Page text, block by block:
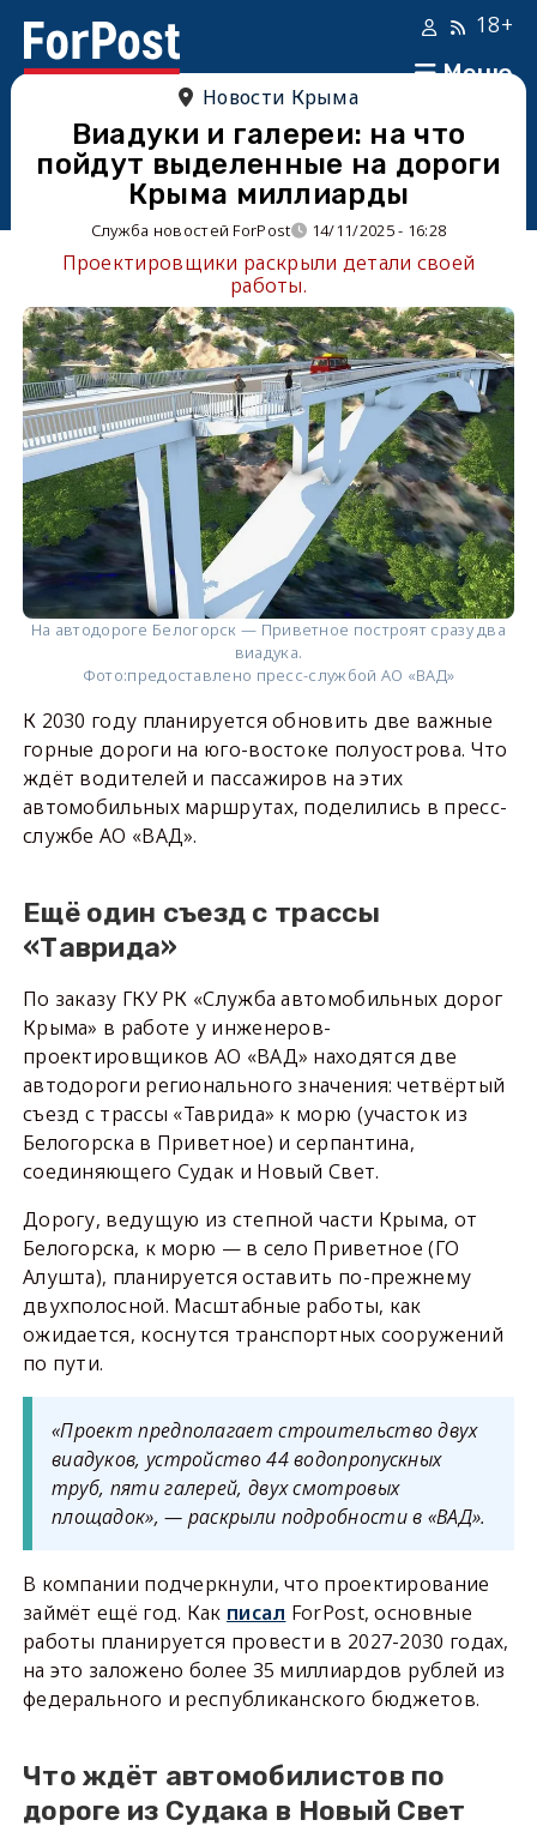
Меню
18+
Новости Крыма
Виадуки и галереи: на что
пойдут выделенные на дороги
Крыма миллиарды
Служба новостей ForPost 14/11/2025 - 16:28
Проектировщики раскрыли детали своей
работы.
На автодороге Белогорск — Приветное построят сразу два
виадука.
Фото:предоставлено пресс-службой АО «ВАД»
К 2030 году планируется обновить две важные
горные дороги на юго-востоке полуострова. Что
ждёт водителей и пассажиров на этих
автомобильных маршрутах, поделились в пресс-
службе АО «ВАД».
Ещё один съезд с трассы
«Таврида»
По заказу ГКУ РК «Служба автомобильных дорог
Крыма» в работе у инженеров-
проектировщиков АО «ВАД» находятся две
автодороги регионального значения: четвёртый
съезд с трассы «Таврида» к морю (участок из
Белогорска в Приветное) и серпантина,
соединяющего Судак и Новый Свет.
Дорогу, ведущую из степной части Крыма, от
Белогорска, к морю — в село Приветное (ГО
Алушта), планируется оставить по-прежнему
двухполосной. Масштабные работы, как
ожидается, коснутся транспортных сооружений
по пути.
«Проект предполагает строительство двух
виадуков, устройство 44 водопропускных
труб, пяти галерей, двух смотровых
площадок», — раскрыли подробности в «ВАД».
В компании подчеркнули, что проектирование
займёт ещё год. Как писал ForPost, основные
работы планируется провести в 2027-2030 годах,
на это заложено более 35 миллиардов рублей из
федерального и республиканского бюджетов.
Что ждёт автомобилистов по
дороге из Судака в Новый Свет